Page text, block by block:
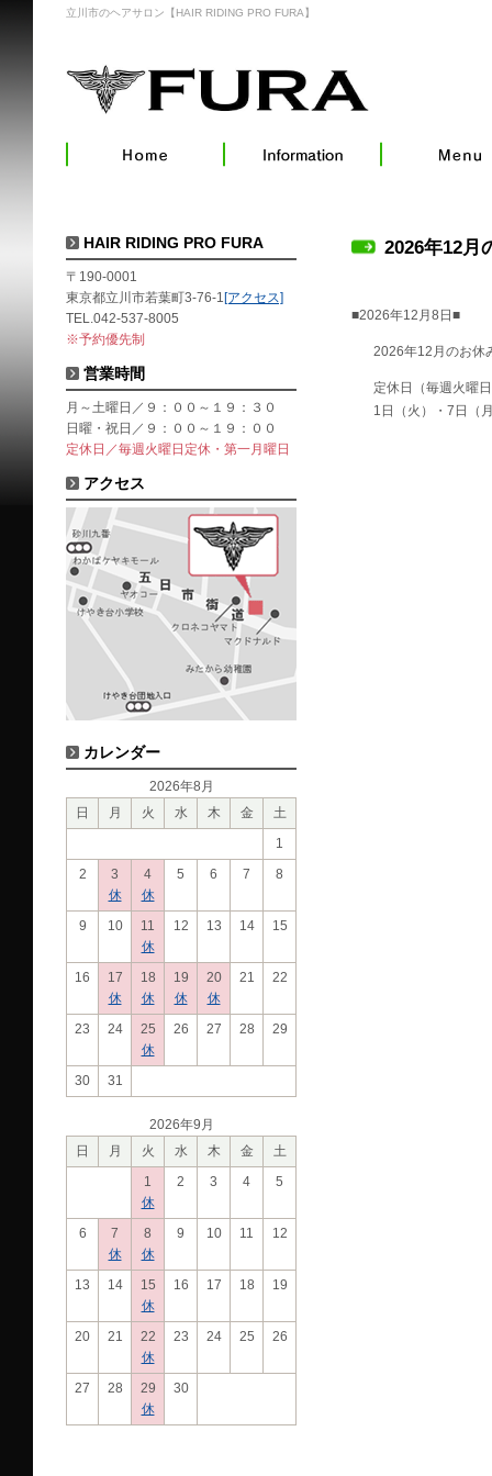
立川市のヘアサロン【HAIR RIDING PRO FURA】
2026年12月
■2026年12月8日■
2026年12月のお休
定休日（毎週火曜
1日（火）・7日（
HAIR RIDING PRO FURA
〒190-0001
東京都立川市若葉町3-76-1 [アクセス]
TEL.042-537-8005
※予約優先制
営業時間
月～土曜日／９：００～１９：３０
日曜・祝日／９：００～１９：００
定休日／毎週火曜日定休・第一月曜日
アクセス
カレンダー
2026年8月
日
月 火 水 木 金
土
1
2
3
休
4
休
5 6 7 8
9 10
11
休
12 13 14 15
16
17
休
18
休
19
休
20
休
21 22
23 24
25
休
26 27 28 29
30 31
2026年9月
日
月 火 水 木 金
土
1
休
2 3 4 5
6
7
休
8
休
9 10 11 12
13 14
15
休
16 17 18 19
20 21
22
休
23 24 25 26
27 28
29
休
30